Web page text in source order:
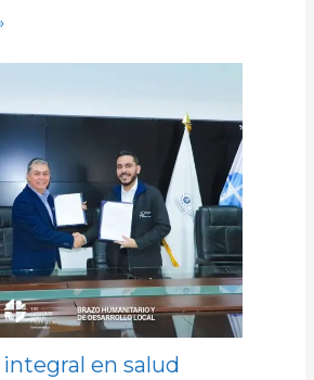
en salud